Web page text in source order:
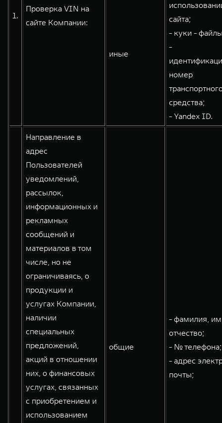
WEY 80 Лаундж
Масштаб возможностей
от 8 099 000 ₽
1.
Проверка VIN на
сайте Компании:
иные
сайта;
- куки -
-
номер
средства;
- Yandex ID.
Направление в
адрес
Пользователей
уведомлений,
рассылок,
информационных и
рекламных
сообщений и
материалов в том
числе, но не
ограничиваясь, о
продукции и
услугах Компании,
наличии
специальных
предложений,
акций в отношении
них, о финансовых
услугах, связанных
с приобретением и
использованием
общие
- фамилия,
отчество;
- № телефона;
- адрес
почты;